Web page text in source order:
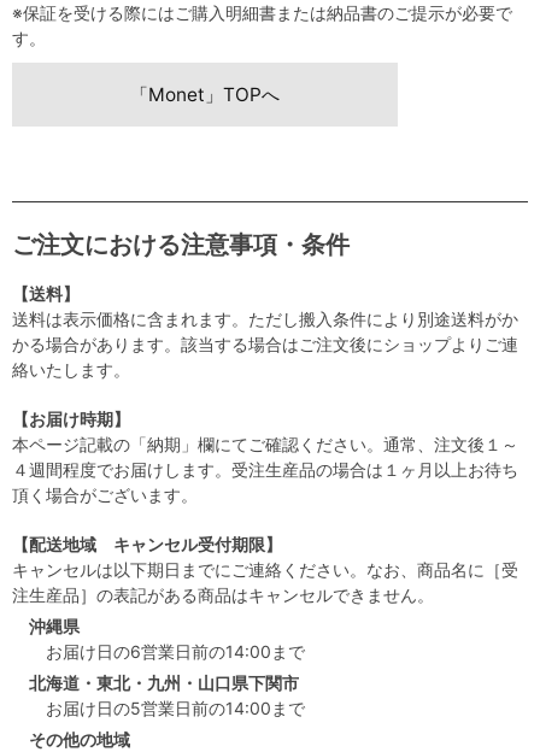
※保証を受ける際にはご購入明細書または納品書のご提示が必要で
す。
「Monet」TOPへ
ご注文における注意事項・条件
【送料】
送料は表示価格に含まれます。ただし搬入条件により別途送料がか
かる場合があります。該当する場合はご注文後にショップよりご連
絡いたします。
【お届け時期】
本ページ記載の「納期」欄にてご確認ください。通常、注文後１～
４週間程度でお届けします。受注生産品の場合は１ヶ月以上お待ち
頂く場合がございます。
【配送地域 キャンセル受付期限】
キャンセルは以下期日までにご連絡ください。なお、商品名に［受
注生産品］の表記がある商品はキャンセルできません。
沖縄県
お届け日の6営業日前の14:00まで
北海道・東北・九州・山口県下関市
お届け日の5営業日前の14:00まで
その他の地域